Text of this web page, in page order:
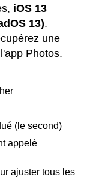
iOS 13
13).
une
Photos.
(le second)
appelé
ajuster tous les